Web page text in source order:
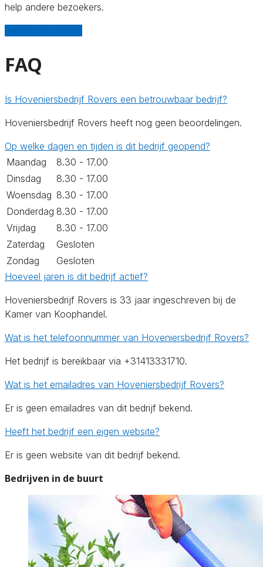
help andere bezoekers.
FAQ
Is Hoveniersbedrijf Rovers een betrouwbaar bedrijf?
Hoveniersbedrijf Rovers heeft nog geen beoordelingen.
Op welke dagen en tijden is dit bedrijf geopend?
Maandag
8.30 - 17.00
Dinsdag
8.30 - 17.00
Woensdag 8.30 - 17.00
Donderdag 8.30 - 17.00
Vrijdag
8.30 - 17.00
Zaterdag
Gesloten
Zondag
Gesloten
Hoeveel jaren is dit bedrijf actief?
Hoveniersbedrijf Rovers is 33 jaar ingeschreven bij de
Kamer van Koophandel.
Wat is het telefoonnummer van Hoveniersbedrijf Rovers?
Het bedrijf is bereikbaar via +31413331710.
Wat is het emailadres van Hoveniersbedrijf Rovers?
Er is geen emailadres van dit bedrijf bekend.
Heeft het bedrijf een eigen website?
Er is geen website van dit bedrijf bekend.
Bedrijven in de buurt